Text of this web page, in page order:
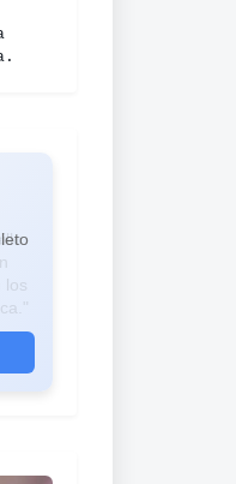
los